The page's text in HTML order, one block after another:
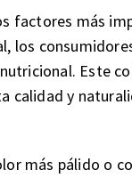
factores más
los
Este
calidad y
más pálido o